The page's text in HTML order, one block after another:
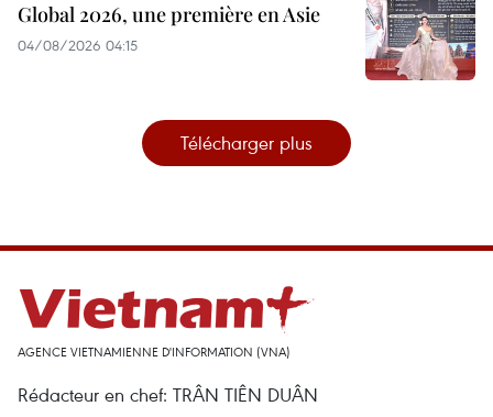
Global 2026, une première en Asie
04/08/2026 04:15
Télécharger plus
AGENCE VIETNAMIENNE D'INFORMATION (VNA)
Rédacteur en chef: TRÂN TIÊN DUÂN